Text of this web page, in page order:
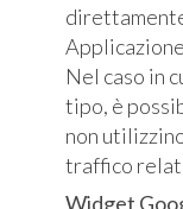
Nel caso in
tipo, è
non
traffico
Widget